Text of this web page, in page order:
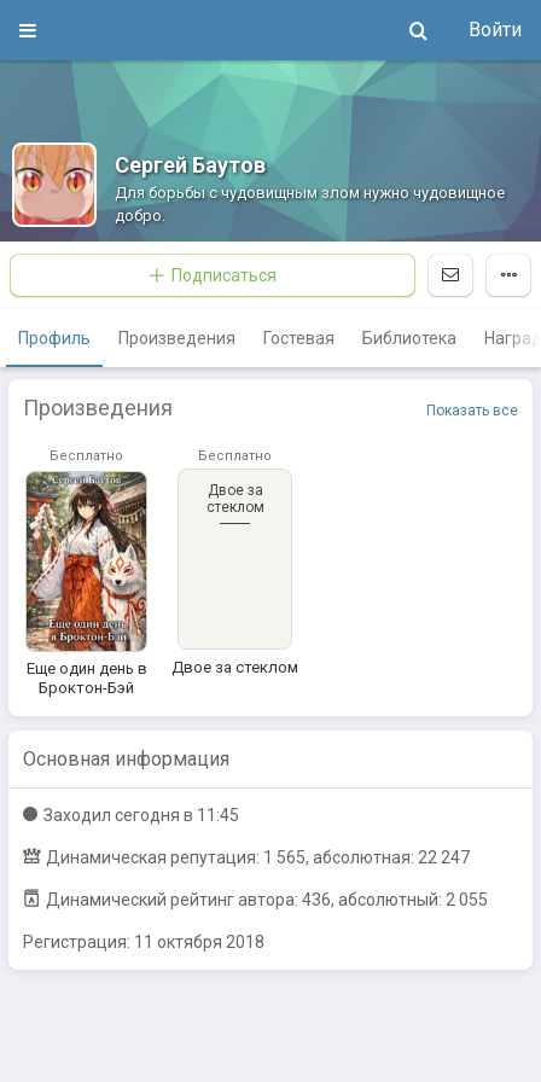
Войти
Сергей Баутов
Для борьбы с чудовищным злом нужно чудовищное
добро.
Подписаться
Профиль Произведения Гостевая Библиотека
Произведения Показать все
Бесплатно
Еще один день в
Броктон-Бэй
Бесплатно
Двое за
стеклом
Двое за стеклом
Основная информация
Заходил сегодня в 11:45
Динамическая репутация: 1 565, абсолютная: 22 247
Динамический рейтинг автора: 436, абсолютный: 2 055
Регистрация: 11 октября 2018